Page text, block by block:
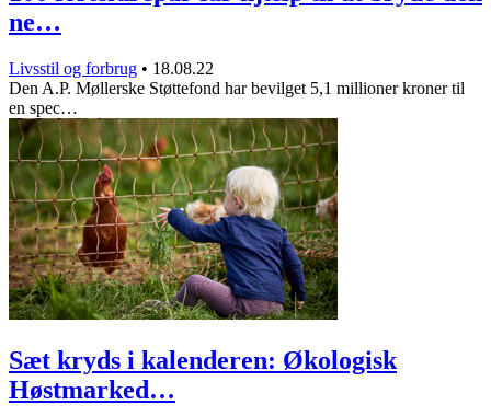
ne…
Livsstil og forbrug • 18.08.22
Den A.P. Møllerske Støttefond har bevilget 5,1 millioner kroner til
en spec…
Sæt kryds i kalenderen: Økologisk
Høstmarked…